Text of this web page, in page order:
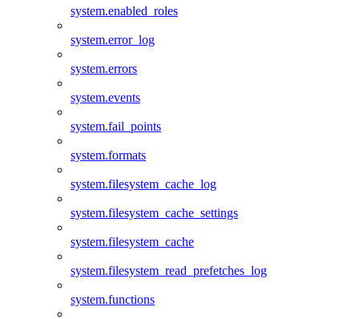
system.enabled_roles
system.error_log
system.errors
system.events
system.fail_points
system.formats
system.filesystem_cache_log
system.filesystem_cache_settings
system.filesystem_cache
system.filesystem_read_prefetches_log
system.functions